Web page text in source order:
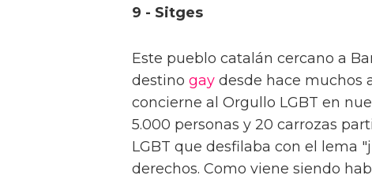
9 - Sitges
Este pueblo catalán cercano a
destino gay desde hace muchos
concierne al Orgullo LGBT en
5.000 personas y 20 carrozas
LGBT que desfilaba con el lema
derechos. Como viene siendo